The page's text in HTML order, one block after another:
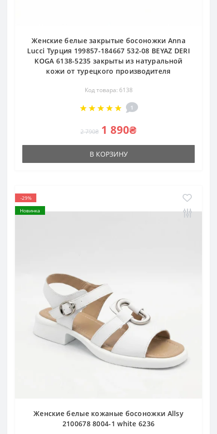
Женские белые закрытые босоножки Anna
Lucci Турция 199857-184667 532-08 BEYAZ DERI
KOGA 6138-5235 закрыты из натуральной
кожи от турецкого производителя
Код товара: 6138
1
2 790₴ 1 890₴
В КОРЗИНУ
-29%
Новинка
Женские белые кожаные босоножки Allsy
2100678 8004-1 white 6236